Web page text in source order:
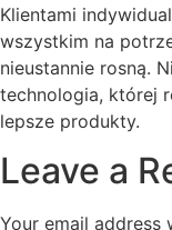
Klientami
wszystkim na
nieustannie rosną.
technologia, której
lepsze produkty.
Leave a
Your email address